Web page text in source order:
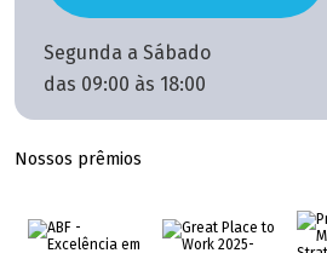
Segunda a Sábado
das 09:00 às 18:00
Nossos prêmios